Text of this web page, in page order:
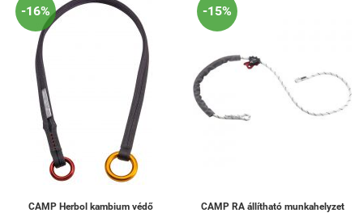
-16%
CAMP Herbol kambium védő
-15%
CAMP RA állítható munkahelyzet